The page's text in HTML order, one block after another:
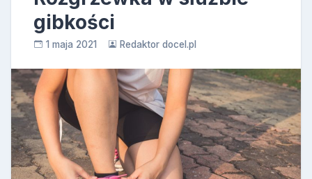
gibkości
1 maja 2021 Redaktor docel.pl